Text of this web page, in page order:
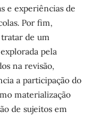
e experiências de
Por fim,
de um
pela
na revisão,
a participação do
materialização
de sujeitos em